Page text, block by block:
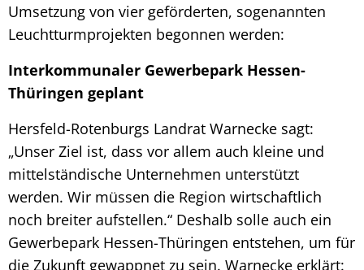
Umsetzung von vier geförderten, sogenannten
Leuchtturmprojekten begonnen werden:
Interkommunaler Gewerbepark Hessen-
Thüringen geplant
Hersfeld-Rotenburgs Landrat Warnecke sagt:
„Unser Ziel ist, dass vor allem auch kleine und
mittelständische Unternehmen unterstützt
werden. Wir müssen die Region wirtschaftlich
noch breiter aufstellen.“ Deshalb solle auch ein
Gewerbepark Hessen-Thüringen entstehen, um für
die Zukunft gewappnet zu sein. Warnecke erklärt: